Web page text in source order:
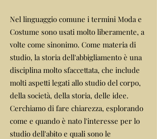
Nel linguaggio comune i termini Moda e
Costume sono usati molto liberamente, a
volte come sinonimo. Come materia di
studio, la storia dell'abbigliamento è una
disciplina molto sfaccettata, che include
molti aspetti legati allo studio del corpo,
della società, della storia, delle idee.
Cerchiamo di fare chiarezza, esplorando
come e quando è nato l'interesse per lo
studio dell'abito e quali sono le